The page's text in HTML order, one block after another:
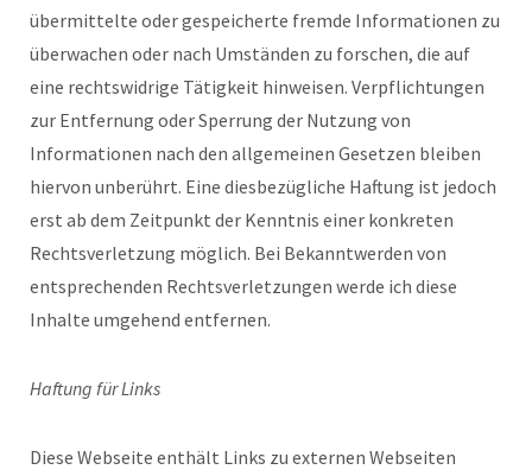
übermittelte oder gespeicherte fremde Informationen zu
überwachen oder nach Umständen zu forschen, die auf
eine rechtswidrige Tätigkeit hinweisen. Verpflichtungen
zur Entfernung oder Sperrung der Nutzung von
Informationen nach den allgemeinen Gesetzen bleiben
hiervon unberührt. Eine diesbezügliche Haftung ist jedoch
erst ab dem Zeitpunkt der Kenntnis einer konkreten
Rechtsverletzung möglich. Bei Bekanntwerden von
entsprechenden Rechtsverletzungen werde ich diese
Inhalte umgehend entfernen.
Haftung für Links
Diese Webseite enthält Links zu externen Webseiten